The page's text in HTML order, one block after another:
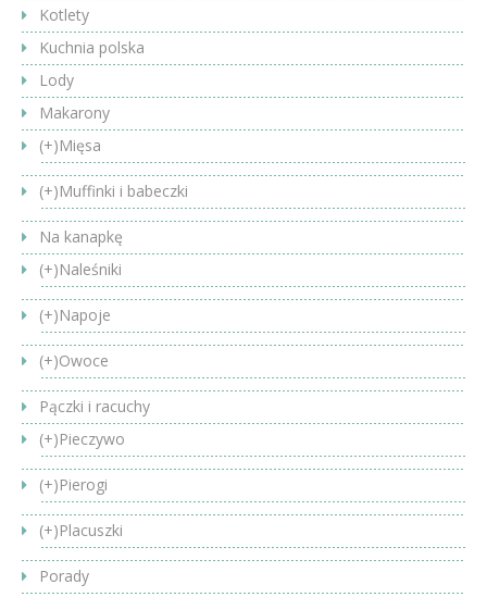
Kotlety
Kuchnia polska
Lody
Makarony
(+)Mięsa
(+)Muffinki i babeczki
Na kanapkę
(+)Naleśniki
(+)Napoje
(+)Owoce
Pączki i racuchy
(+)Pieczywo
(+)Pierogi
(+)Placuszki
Porady